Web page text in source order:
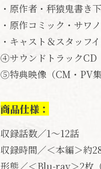
・原作者・秤猿鬼書き
・原作コミック・サワ
・キャスト＆スタッフ
④サウンドトラックCD
⑤特典映像（CM・PV集
商品仕様：
収録話数／1～12話
収録時間／＜本編＞約
形態／＜Blu-ray＞2枚